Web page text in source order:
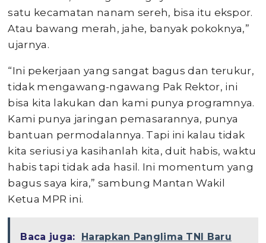
satu kecamatan nanam sereh, bisa itu ekspor.
Atau bawang merah, jahe, banyak pokoknya,”
ujarnya.
“Ini pekerjaan yang sangat bagus dan terukur,
tidak mengawang-ngawang Pak Rektor, ini
bisa kita lakukan dan kami punya programnya.
Kami punya jaringan pemasarannya, punya
bantuan permodalannya. Tapi ini kalau tidak
kita seriusi ya kasihanlah kita, duit habis, waktu
habis tapi tidak ada hasil. Ini momentum yang
bagus saya kira,” sambung Mantan Wakil
Ketua MPR ini.
Baca juga:
Harapkan Panglima TNI Baru